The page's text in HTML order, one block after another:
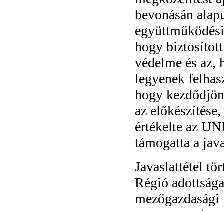
bevonásán
hogy biztosított
védelme és az,
legyenek
hogy
az
értékelte az
támogatta a
Javaslattétel
Régió